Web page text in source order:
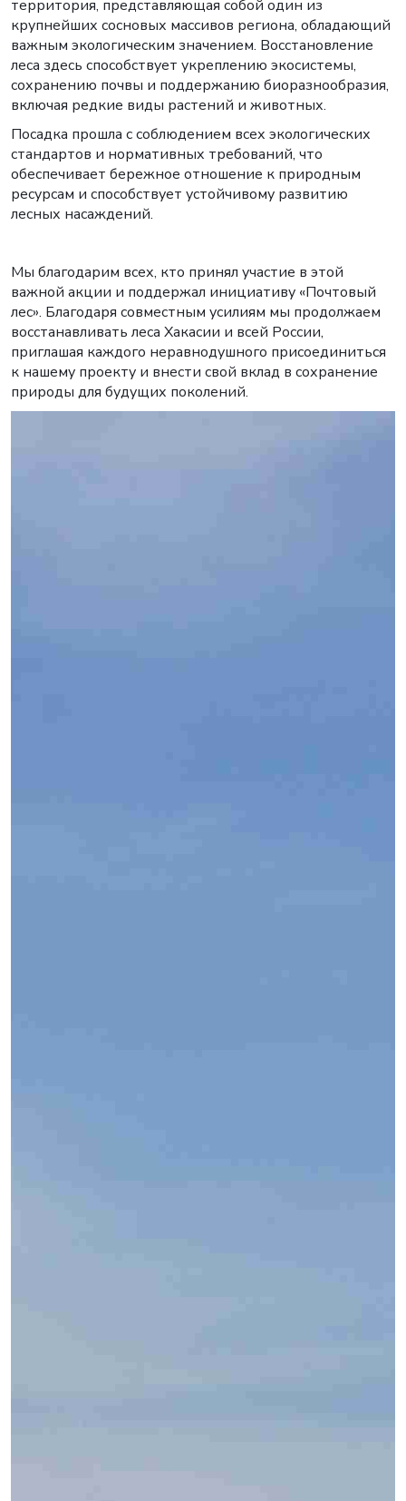
территория, представляющая собой один из
крупнейших сосновых массивов региона, обладающий
важным экологическим значением. Восстановление
леса здесь способствует укреплению экосистемы,
сохранению почвы и поддержанию биоразнообразия,
включая редкие виды растений и животных.
Посадка прошла с соблюдением всех экологических
стандартов и нормативных требований, что
обеспечивает бережное отношение к природным
ресурсам и способствует устойчивому развитию
лесных насаждений.
Мы благодарим всех, кто принял участие в этой
важной акции и поддержал инициативу «Почтовый
лес». Благодаря совместным усилиям мы продолжаем
восстанавливать леса Хакасии и всей России,
приглашая каждого неравнодушного присоединиться
к нашему проекту и внести свой вклад в сохранение
природы для будущих поколений.